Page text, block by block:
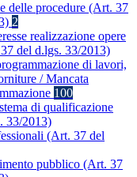
delle procedure (Art. 37
2
realizzazione opere
del d.lgs. 33/2013)
di lavori,
/ Mancata
100
di qualificazione
33/2013)
(Art. 37 del
pubblico (Art. 37